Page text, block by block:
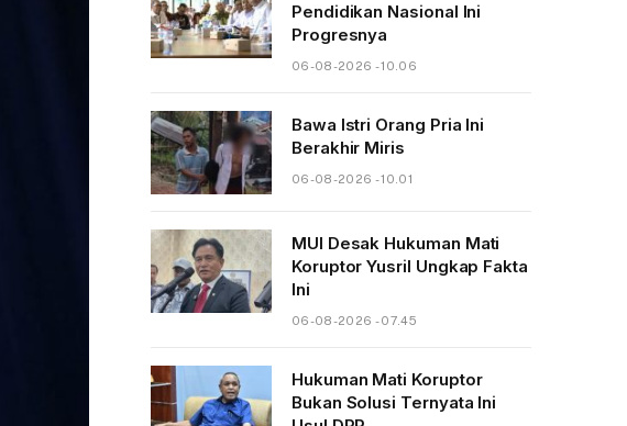
Pendidikan Nasional Ini
Progresnya
06-08-2026 - 10.06
Bawa Istri Orang Pria Ini
Berakhir Miris
06-08-2026 - 10.01
MUI Desak Hukuman Mati
Koruptor Yusril Ungkap Fakta
Ini
06-08-2026 - 07.45
Hukuman Mati Koruptor
Bukan Solusi Ternyata Ini